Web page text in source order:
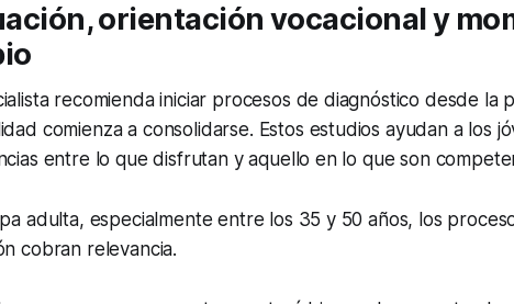
orientación vocacional y
recomienda iniciar procesos de diagnóstico desde la
comienza a consolidarse. Estos estudios ayudan a los
entre lo que disfrutan y aquello en lo que son
adulta, especialmente entre los 35 y 50 años, los
cobran relevancia.